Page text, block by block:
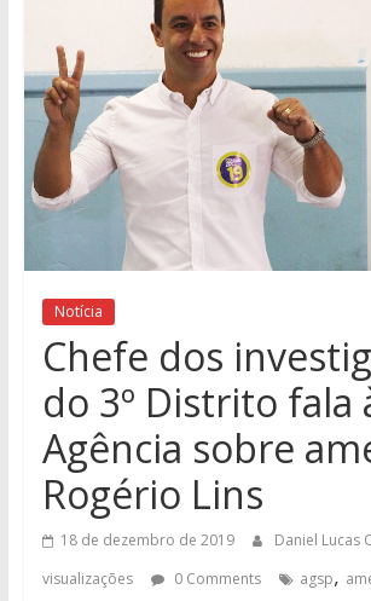
com
Responsabilidade
Notícia
Chefe dos
do 3º Distrito fala
Agência sobre
Rogério Lins
18 de dezembro de 2019 Daniel Lucas
visualizações
0 Comments agsp,